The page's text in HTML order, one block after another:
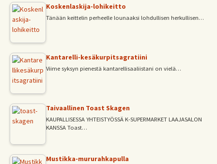
Koskenlaskija-lohikeitto
Tänään keittelin perheelle lounaaksi lohdullisen herkullisen…
Kantarelli-kesäkurpitsagratiini
Viime syksyn pienestä kantarellisaaliistani on vielä…
Taivaallinen Toast Skagen
KAUPALLISESSA YHTEISTYÖSSÄ K-SUPERMARKET LAAJASALON
KANSSA Toast…
Mustikka-mururahkapulla